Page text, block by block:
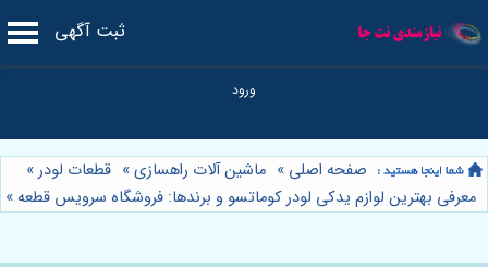
ثبت آگهی
صفحه اصلی » ماشین آلات راهسازی» قطعات لودر»
معرفی بهترین لوازم یدکی لودر کوماتسو و برندها: فروشگاه سرویس قطعه»